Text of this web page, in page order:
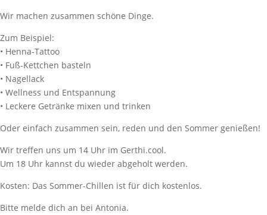
Wir machen zusammen schöne Dinge.
Zum Beispiel:
• Henna-Tattoo
• Fuß-Kettchen basteln
• Nagellack
• Wellness und Entspannung
• Leckere Getränke mixen und trinken
Oder einfach zusammen sein, reden und den Sommer genießen!
Wir treffen uns um 14 Uhr im Gerthi.cool.
Um 18 Uhr kannst du wieder abgeholt werden.
Kosten: Das Sommer-Chillen ist für dich kostenlos.
Bitte melde dich an bei Antonia.